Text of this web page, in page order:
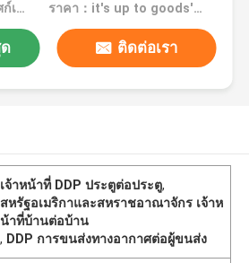
MOQ：22กก./1ลูกบาศก์เมตร ราคา：it's up to goods' weight
ติดต่อเรา
เจ้าหน้าที่ DDP ประตูต่อประตู,
สหรัฐอเมริกาและสหราชอาณาจักร เจ้าห
น้าที่บ้านต่อบ้าน
, DDP การขนส่งทางอากาศต่อผู้ขนส่ง